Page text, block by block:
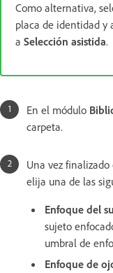
Como alternativa,
placa de identidad y
a Selección asistida.
En el módulo
carpeta.
Una vez
elija una de las
Enfoque del
sujeto
umbral de
Enfoque de